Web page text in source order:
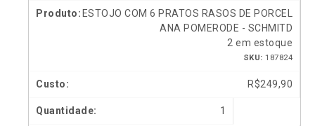
ESTOJO COM 6 PRATOS RASOS DE PORCEL
ANA POMERODE - SCHMITD
2 em estoque
SKU: 187824
R$249,90
1